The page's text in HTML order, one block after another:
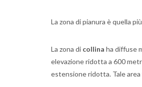
La zona di pianura è quella
La zona di collina ha diffuse
elevazione ridotta a 600
estensione ridotta. Tale